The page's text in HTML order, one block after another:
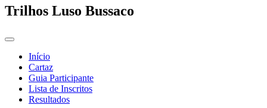
Trilhos Luso Bussaco
Início
Cartaz
Guia Participante
Lista de Inscritos
Resultados